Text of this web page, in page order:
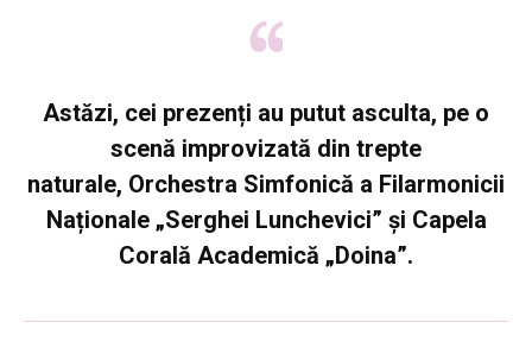
Astăzi, cei prezenți au putut asculta, pe o
scenă improvizată din trepte
naturale, Orchestra Simfonică a Filarmonicii
Naționale „Serghei Lunchevici” și Capela
Corală Academică „Doina”.